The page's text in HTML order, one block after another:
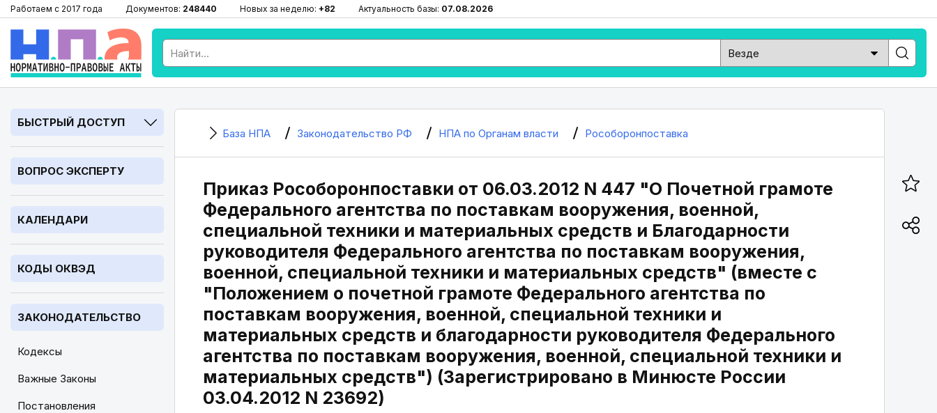
Работаем с 2017 года Документов: 248440 Новых за неделю: +82 Актуальность базы: 07.08.2026
БЫСТРЫЙ ДОСТУП
ВОПРОС ЭКСПЕРТУ
КАЛЕНДАРИ
КОДЫ ОКВЭД
ЗАКОНОДАТЕЛЬСТВО
Кодексы
Важные Законы
Постановления
База НПА Законодательство РФ НПА по Органам власти Рособоронпоставка
Приказ Рособоронпоставки от 06.03.2012 N 447 "О Почетной грамоте
Федерального агентства по поставкам вооружения, военной,
специальной техники и материальных средств и Благодарности
руководителя Федерального агентства по поставкам вооружения,
военной, специальной техники и материальных средств" (вместе с
"Положением о почетной грамоте Федерального агентства по
поставкам вооружения, военной, специальной техники и
материальных средств и благодарности руководителя Федерального
агентства по поставкам вооружения, военной, специальной техники и
материальных средств") (Зарегистрировано в Минюсте России
03.04.2012 N 23692)